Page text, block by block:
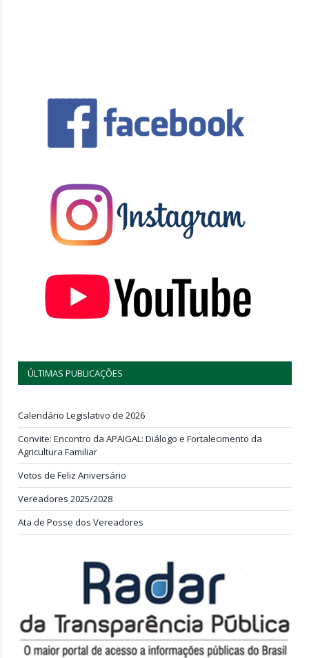
ÚLTIMAS PUBLICAÇÕES
Calendário Legislativo de 2026
Convite: Encontro da APAIGAL: Diálogo e Fortalecimento da
Agricultura Familiar
Votos de Feliz Aniversário
Vereadores 2025/2028
Ata de Posse dos Vereadores